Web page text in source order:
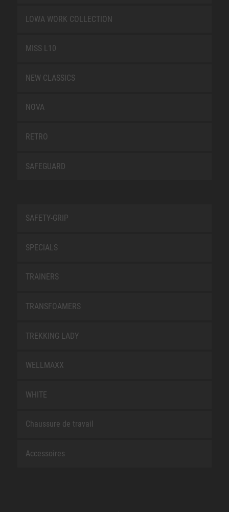
LOWA WORK COLLECTION
MISS L10
NEW CLASSICS
NOVA
RETRO
SAFEGUARD
SAFETY-GRIP
SPECIALS
TRAINERS
TRANSFOAMERS
TREKKING LADY
WELLMAXX
WHITE
Chaussure de travail
Accessoires